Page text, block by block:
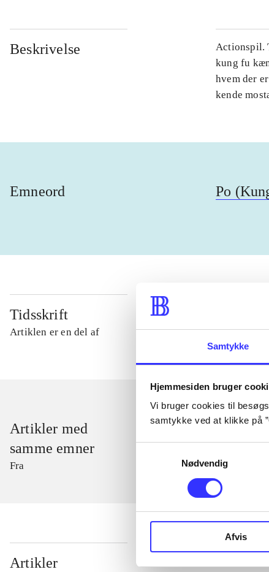
Samtykke
Hjemmesiden bruger
Vi bruger cookies til
samtykke ved at klikke på
Nødvendig
Afvis
Beskrivelse
Actionspil.
kung fu
hvem der
kende
Emneord Po
Tidsskrift
Artiklen er en del af
Artikler med
samme emner
Fra
Artikler
...